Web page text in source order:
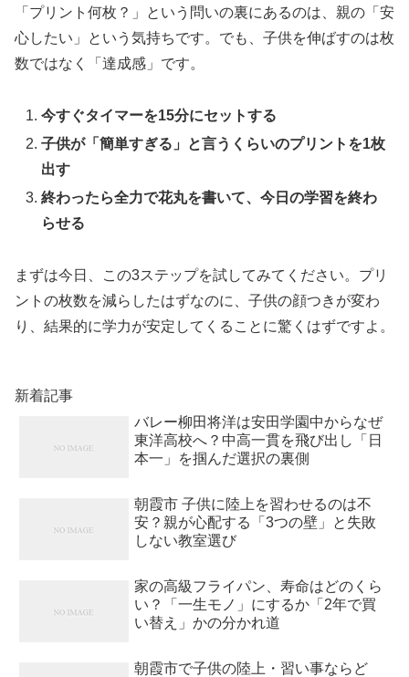
「プリント何枚？」という問いの裏にあるのは、親の「安
心したい」という気持ちです。でも、子供を伸ばすのは枚
数ではなく「達成感」です。
今すぐタイマーを15分にセットする
子供が「簡単すぎる」と言うくらいのプリントを1枚
出す
終わったら全力で花丸を書いて、今日の学習を終わ
らせる
まずは今日、この3ステップを試してみてください。プリ
ントの枚数を減らしたはずなのに、子供の顔つきが変わ
り、結果的に学力が安定してくることに驚くはずですよ。
新着記事
バレー柳田将洋は安田学園中からなぜ
東洋高校へ？中高一貫を飛び出し「日
本一」を掴んだ選択の裏側
朝霞市 子供に陸上を習わせるのは不
安？親が心配する「3つの壁」と失敗
しない教室選び
家の高級フライパン、寿命はどのくら
い？「一生モノ」にするか「2年で買
い替え」かの分かれ道
朝霞市で子供の陸上・習い事ならど